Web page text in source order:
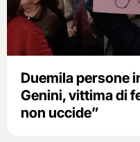
Duemila persone
Genini, vittima di
non uccide”